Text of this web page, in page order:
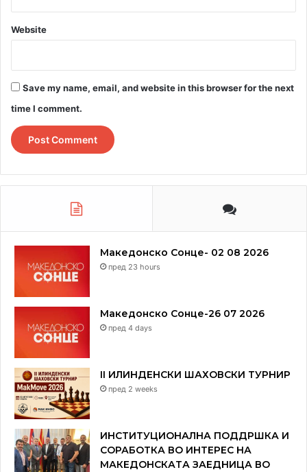
Website
Save my name, email, and website in this browser for the next
time I comment.
Македонско Сонце- 02 08 2026
пред 23 hours
Македонско Сонце-26 07 2026
пред 4 days
II ИЛИНДЕНСКИ ШАХОВСКИ ТУРНИР
пред 2 weeks
ИНСТИТУЦИОНАЛНА ПОДДРШКА И
СОРАБОТКА ВО ИНТЕРЕС НА
МАКЕДОНСКАТА ЗАЕДНИЦА ВО